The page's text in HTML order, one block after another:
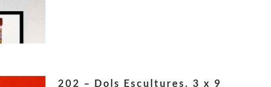
202 – Dols Escultures. 3 x 9